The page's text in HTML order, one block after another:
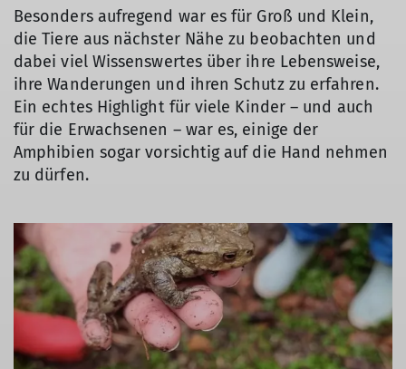
Besonders aufregend war es für Groß und Klein,
die Tiere aus nächster Nähe zu beobachten und
dabei viel Wissenswertes über ihre Lebensweise,
ihre Wanderungen und ihren Schutz zu erfahren.
Ein echtes Highlight für viele Kinder – und auch
für die Erwachsenen – war es, einige der
Amphibien sogar vorsichtig auf die Hand nehmen
zu dürfen.